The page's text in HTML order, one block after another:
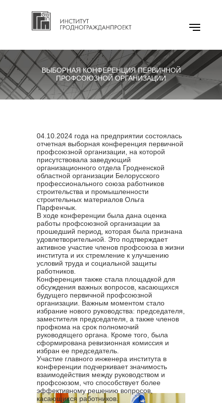
ВЫБОРНАЯ КОНФЕРЕНЦИЯ ПЕРВИЧНОЙ
ПРОФСОЮЗНОЙ ОРГАНИЗАЦИИ
04.10.2024 года на предприятии состоялась
отчетная выборная конференция первичной
профсоюзной организации, на которой
присутствовала заведующий
организационного отдела Гродненской
областной организации Белорусского
профессионального союза работников
строительства и промышленности
строительных материалов Ольга
Парфенчык.
В ходе конференции была дана оценка
работы профсоюзной организации за
прошедший период, которая была признана
удовлетворительной. Это подтверждает
активное участие членов профсоюза в жизни
института и их стремление к улучшению
условий труда и социальной защиты
работников.
Конференция также стала площадкой для
обсуждения важных вопросов, касающихся
будущего первичной профсоюзной
организации. Важным моментом стало
избрание нового руководства: председателя,
заместителя председателя, а также членов
профкома на срок полномочий
руководящего органа. Кроме того, была
сформирована ревизионная комиссия и
избран ее председатель.
Участие главного инженера института в
конференции подчеркивает значимость
взаимодействия между руководством и
профсоюзом, что способствует более
эффективному решению вопросов,
касающихся работников.